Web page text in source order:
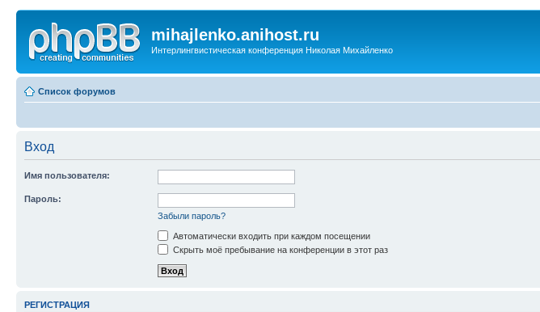
mihajlenko.anihost.ru
Интерлингвистическая конференция Николая Михайленко
Список форумов
Вход
Имя пользователя:
Пароль:
Забыли пароль?
Автоматически входить при каждом посещении
Скрыть моё пребывание на конференции в этот раз
РЕГИСТРАЦИЯ